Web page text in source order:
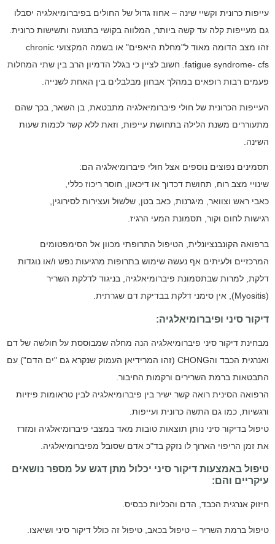
עייפות כרונית וקשיי שינה – אחוז גדול של החולים בפיברומיאלגיה יסבלו
גם מעייפות קלה עד קשה ביותר, המלווה בקושי בתנועה ותשישות כרונית.
זהו מצב הדומה מאוד ל"מחלת היאפים" או בשמה המקצועי chronic
fatigue syndrome- cfs. חשוב לציין כי בגלל הדמיון הרב בין שתי המחלות
פעמים רבות רופאים במהלך אבחון מבלבלים בין האחת לשנייה.
העייפות הכרונית של חולי פיברומיאלגיה מתבטאת, בן השאר, בכך שהם
מתעוררים משנת הלילה בתחושת עייפות, וזאת ללא קשר לכמות שעות
השינה.
תסמינים נפוצים נוספים אצל חולי פיברומיאלגיה הם:
שינויי מצב רוח, תחושת דכדוך או דיכאון, חוסר ריכוז כללי,
כאבי ראש וצוואר, מיגרנות, כאב בטן, שלשול ועצירות לסירוגין,
רגישות לחום וקור, תסמונת המעי הרגיז.
ברפואה הקונבנציונלית, הטיפול התרופתי מכוון אל הסימפטומים
המרכזיים ולעיתים אף נעשה שימוש בתרופות מרגיעות נפש ו/או נוגדות
דלקת, למרות שבתסמונת פיברומיאלגיה, בניגוד לדלקת השריר
(
Myositis), אין סימני דלקת בבדיקת דם שגרתית.
דיקור סיני ופיברומיאלגיה:
מבחינת דיקור סיני פיברומיאלגיה הנה מחלה שמבוססת על חולשה של דם
ואנרגית הכבד והCHONG (זהו המרידיאן העמוק שנקרא גם "ים הדם") עם
התבטאות ברמת השרירים ורקמות החיבור.
הרפואה הסינית רואה קשר ישיר בין פיברומיאלגיה לבין טראומות פיזיות
ורגשיות, כמו גם התשה כרונית ועייפות.
טיפול בדיקור סיני נותן תוצאות טובות מאד במצבי פיברומיאלגיה ומזרז
את זמן הריפוי הארוך לו נזקק בד"כ אדם שסובל מפיברומיאלגיה.
טיפול באמצעות דיקור סיני יכלול מתן דגש על מספר נושאים
עיקריים והם:
חיזוק אנרגית הכבד, הדם והכליות כבסיס.
טיפול ברמת השריר – טיפול בכאב, טיפול זה כולל דיקור סיני ושיאצו.